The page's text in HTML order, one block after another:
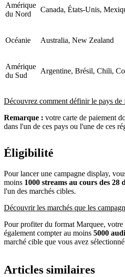
Amérique
du Nord
Canada, États-Unis,
Océanie Australia, New Zealand
Amérique
du Sud
Argentine, Brésil, Chili,
Découvrez comment définir le pays
Remarque : votre carte de paiement
dans l'un de ces pays ou l'une de ces
Éligibilité
Pour lancer une campagne display,
moins 1000 streams au cours des 28
l'un des marchés cibles.
Découvrir les marchés que les
Pour profiter du format Marquee,
également compter au moins 5000
marché cible que vous avez
Articles similaires